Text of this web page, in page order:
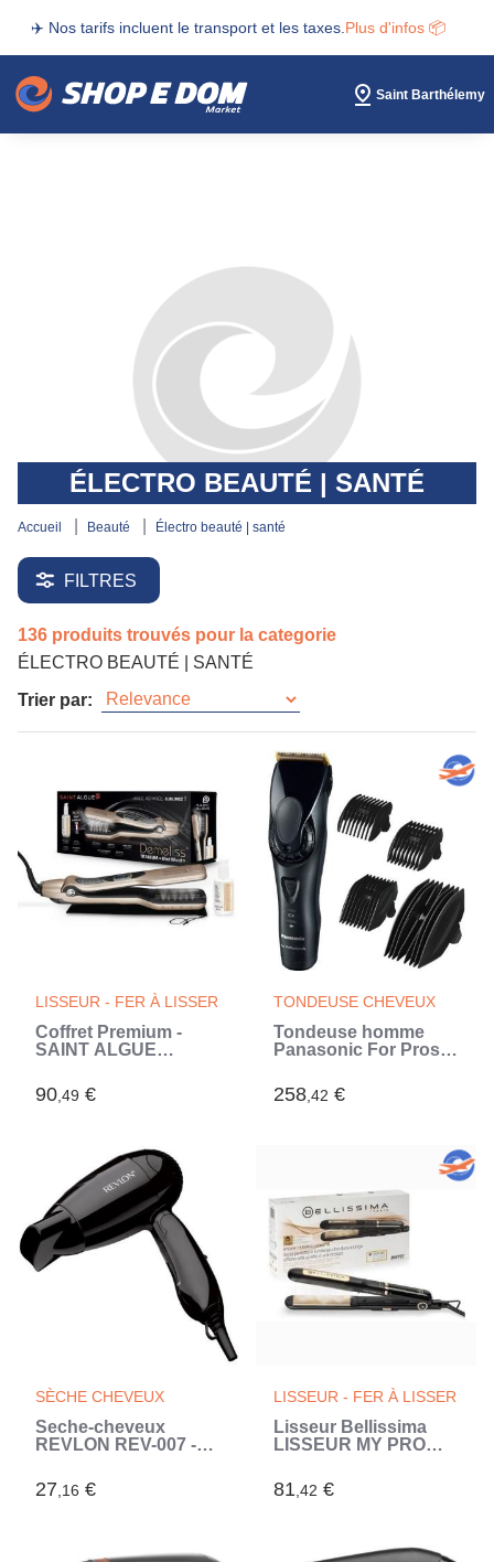
✈️ Nos tarifs incluent le transport et les taxes. Plus d'infos 📦
Saint Barthélemy
ÉLECTRO BEAUTÉ | SANTÉ
accueil beauté électro beauté | santé
FILTRES
136 produits trouvés pour la categorie
ÉLECTRO BEAUTÉ | SANTÉ
Trier par:
LISSEUR - FER À LISSER
Coffret Premium -
SAINT ALGUE
Elixir Ritual - Lisseur
Vapeur Ultra Puissant
90,49 €
TONDEUSE CHEVEUX
Tondeuse homme
Panasonic For Pros
258,42 €
SÈCHE CHEVEUX
Seche-cheveux
REVLON REV-007 -
(Noir)
27,16 €
LISSEUR - FER À LISSER
Lisseur Bellissima
LISSEUR MY PRO
KERATIN B28 200
(Noir)
81,42 €